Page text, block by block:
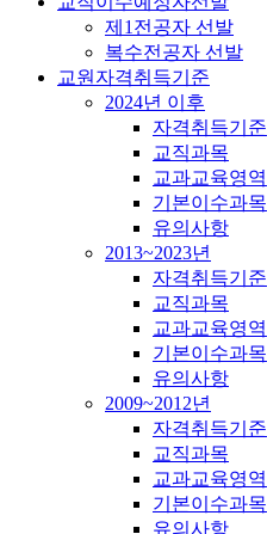
제1전공자 선발
복수전공자 선발
교원자격취득기준
2024년 이후
자격취득기준
교직과목
교과교육영역
기본이수과목
유의사항
2013~2023년
자격취득기준
교직과목
교과교육영역
기본이수과목
유의사항
2009~2012년
자격취득기준
교직과목
교과교육영역
기본이수과목
유의사항